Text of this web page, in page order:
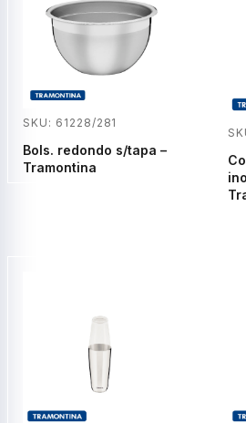
SKU: 61228/281
Bols. redondo s/tapa –
Tramontina